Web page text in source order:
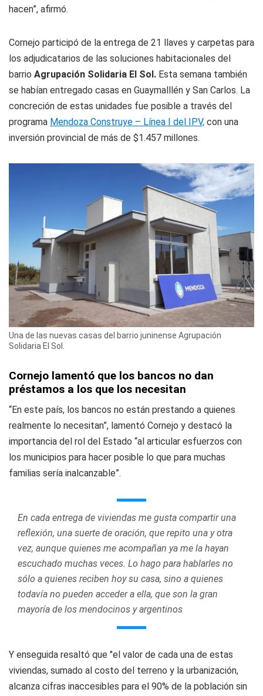
hacen”, afirmó.
Cornejo participó de la entrega de 21 llaves y carpetas para
los adjudicatarios de las soluciones habitacionales del
barrio Agrupación Solidaria El Sol. Esta semana también
se habían entregado casas en Guaymalllén y San Carlos. La
concreción de estas unidades fue posible a través del
programa Mendoza Construye – Línea I del IPV, con una
inversión provincial de más de $1.457 millones.
Una de las nuevas casas del barrio juninense Agrupación
Solidaria El Sol.
Cornejo lamentó que los bancos no dan
préstamos a los que los necesitan
“En este país, los bancos no están prestando a quienes
realmente lo necesitan”, lamentó Cornejo y destacó la
importancia del rol del Estado “al articular esfuerzos con
los municipios para hacer posible lo que para muchas
familias sería inalcanzable”.
En cada entrega de viviendas me gusta compartir una
reflexión, una suerte de oración, que repito una y otra
vez, aunque quienes me acompañan ya me la hayan
escuchado muchas veces. Lo hago para hablarles no
sólo a quienes reciben hoy su casa, sino a quienes
todavía no pueden acceder a ella, que son la gran
mayoría de los mendocinos y argentinos
Y enseguida resaltó que "el valor de cada una de estas
viviendas, sumado al costo del terreno y la urbanización,
alcanza cifras inaccesibles para el 90% de la población sin